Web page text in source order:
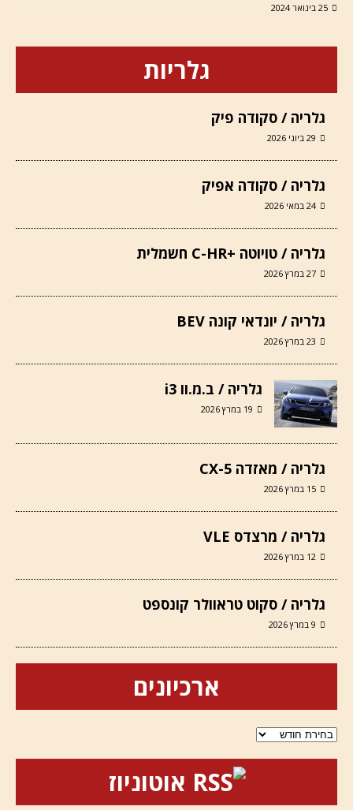
25 בינואר 2024
גלריות
גלריה / סקודה פיק
29 ביוני 2026
גלריה / סקודה אפיק
24 במאי 2026
גלריה / טויוטה +C-HR חשמלית
27 במרץ 2026
גלריה / יונדאי קונה BEV
23 במרץ 2026
גלריה / ב.מ.וו i3
19 במרץ 2026
גלריה / מאזדה CX-5
15 במרץ 2026
גלריה / מרצדס VLE
12 במרץ 2026
גלריה / סקוט טראוולר קונספט
9 במרץ 2026
ארכיונים
ארכיונים
אוטוניוז